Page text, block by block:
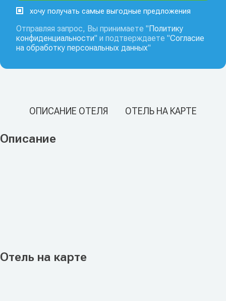
хочу получать самые выгодные предложения
Отправляя запрос, Вы принимаете " Политику
конфиденциальности" и подтверждаете "Согласие
на обработку персональных данных"
ОПИСАНИЕ ОТЕЛЯ ОТЕЛЬ НА КАРТЕ
Описание
Отель на карте